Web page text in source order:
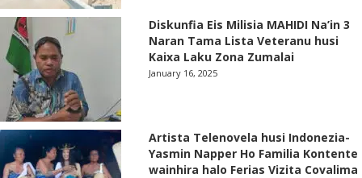
Diskunfia Eis Milisia MAHIDI Na’in 3
Naran Tama Lista Veteranu husi
Kaixa Laku Zona Zumalai
January 16, 2025
Artista Telenovela husi Indonezia-
Yasmin Napper Ho Familia Kontente
wainhira halo Ferias Vizita Covalima